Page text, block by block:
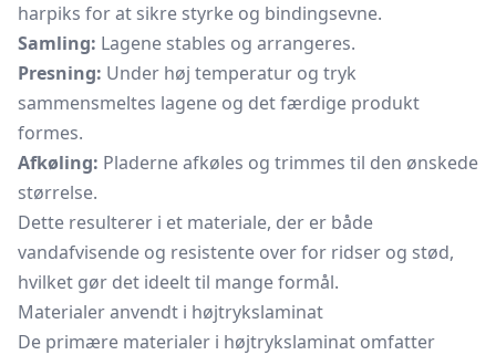
harpiks for at sikre styrke og bindingsevne.
Samling: Lagene stables og arrangeres.
Presning: Under høj temperatur og tryk
sammensmeltes lagene og det færdige produkt
formes.
Afkøling: Pladerne afkøles og trimmes til den ønskede
størrelse.
Dette resulterer i et materiale, der er både
vandafvisende og resistente over for ridser og stød,
hvilket gør det ideelt til mange formål.
Materialer anvendt i højtrykslaminat
De primære materialer i højtrykslaminat omfatter